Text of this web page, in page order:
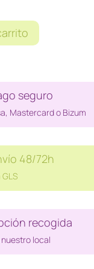
seguro
Mastercard o Bizum
48/72h
recogida
nuestro local